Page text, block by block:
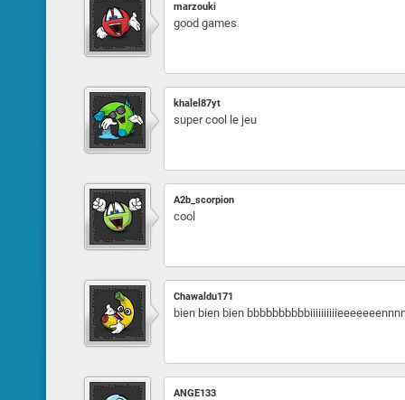
marzouki
good games
khalel87yt
super cool le jeu
A2b_scorpion
cool
Chawaldu171
bien bien bien
ANGE133